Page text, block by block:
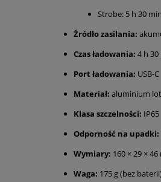
Strobe: 5 h 30 min
Źródło zasilania:
Czas ładowania: 4 h 30
Port ładowania: USB-C
Materiał: aluminium
Klasa szczelności: IP65
Odporność na upadki:
Wymiary: 160 × 29 ×
Waga: 175 g (bez